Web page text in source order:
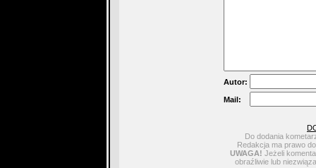
Autor:
Mail:
Do dodania
Redakcja ma prawo
UWAGA! Jeżeli
obraźliwie lub